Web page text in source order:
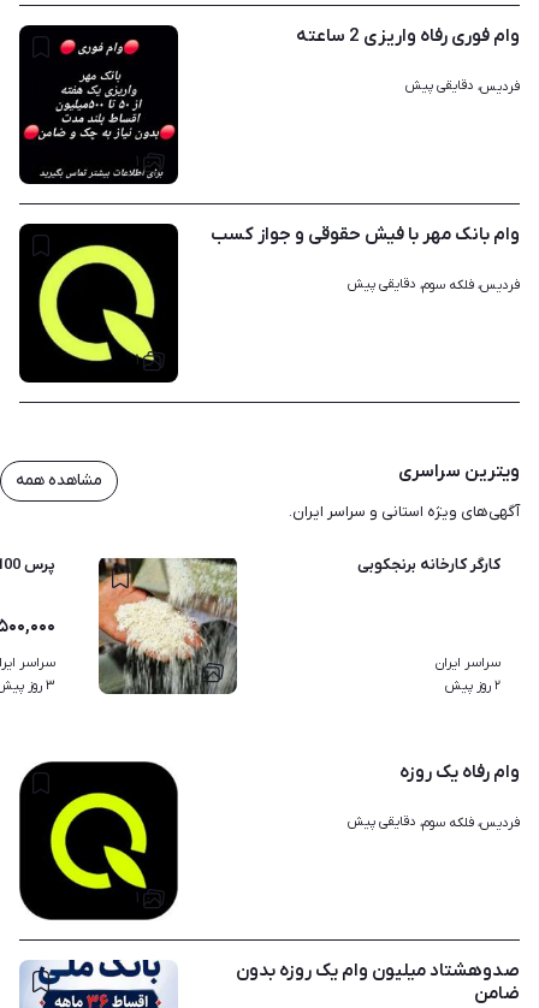
۱
وام فوری رفاه واریزی 2 ساعته
فردیس، دقایقی پیش
۱
وام بانک مهر با فیش حقوقی و جواز کسب
فردیس، فلکه سوم، دقایقی پیش
ویترین سراسری
آگهی‌های ویژه استانی و سراسر ایران.
مشاهده همه
۱
کارگر کارخانه برنجکوبی
سراسر ایران
۲ روز پیش
پرس 100 تن هیدرولیک شیر برقی
سراسر
۳ روز پیش
۱
وام رفاه یک روزه
فردیس، فلکه سوم، دقایقی پیش
صدوهشتاد میلیون وام یک روزه بدون
ضامن